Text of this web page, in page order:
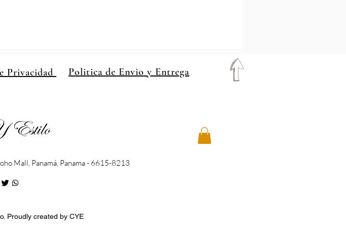
Privacidad Politica de Envio y Entrega
Mall, Panamá, Panama - 6615-8213
Proudly created by CYE